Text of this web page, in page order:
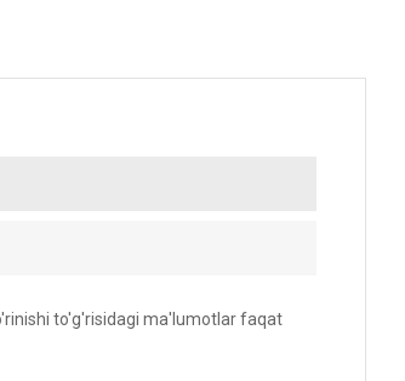
to'g'risidagi ma'lumotlar faqat